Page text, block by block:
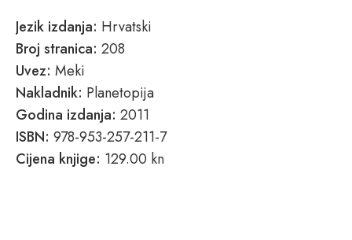
Jezik izdanja: Hrvatski
Broj stranica: 208
Uvez: Meki
Nakladnik: Planetopija
Godina izdanja: 2011
ISBN: 978-953-257-211-7
Cijena knjige: 129.00 kn